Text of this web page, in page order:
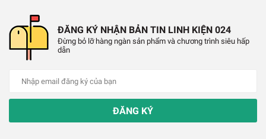
lưu đầu ra.
Biến tần, UPS, bộ nghịch lưu năng lượng
Nguồn công suất cao yêu cầu diode chịu áp
lớn, phục hồi nhanh.
ĐĂNG KÝ NHẬN BẢN TIN LINH KIỆN 024
Đừng bỏ lỡ hàng ngàn sản phẩm và chương trình siêu hấp
dẫn
ĐĂNG KÝ